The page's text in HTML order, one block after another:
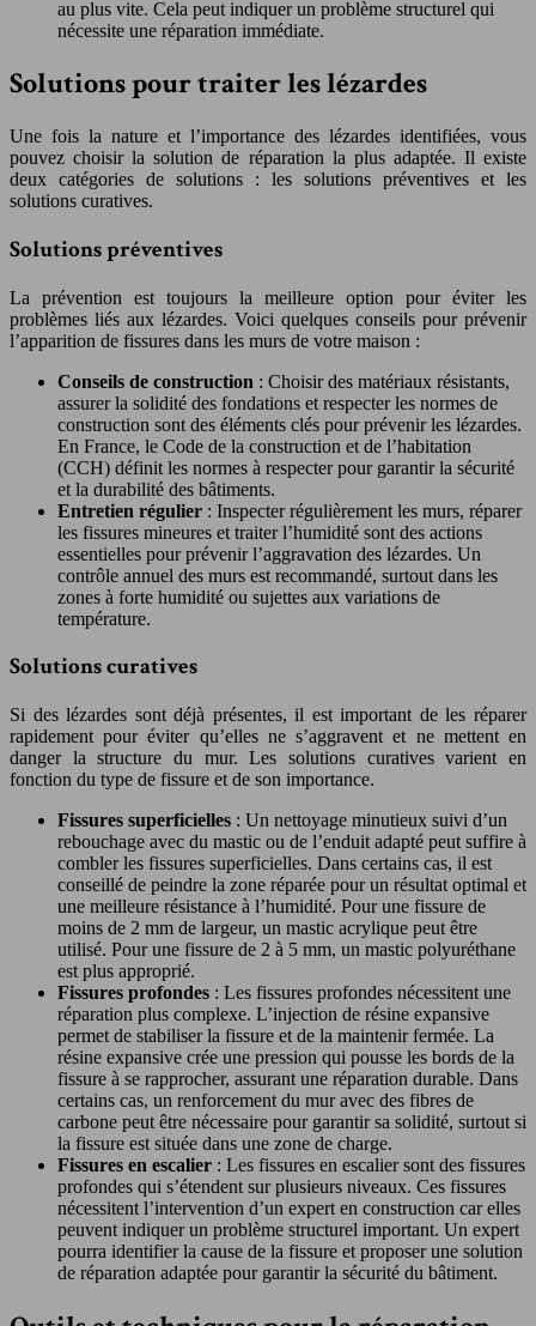
au plus vite. Cela peut indiquer un problème structurel qui
nécessite une réparation immédiate.
Solutions pour traiter les lézardes
Une fois la nature et l’importance des lézardes identifiées, vous
pouvez choisir la solution de réparation la plus adaptée. Il existe
deux catégories de solutions : les solutions préventives et les
solutions curatives.
Solutions préventives
La prévention est toujours la meilleure option pour éviter les
problèmes liés aux lézardes. Voici quelques conseils pour prévenir
l’apparition de fissures dans les murs de votre maison :
Conseils de construction : Choisir des matériaux résistants,
assurer la solidité des fondations et respecter les normes de
construction sont des éléments clés pour prévenir les lézardes.
En France, le Code de la construction et de l’habitation
(CCH) définit les normes à respecter pour garantir la sécurité
et la durabilité des bâtiments.
Entretien régulier : Inspecter régulièrement les murs, réparer
les fissures mineures et traiter l’humidité sont des actions
essentielles pour prévenir l’aggravation des lézardes. Un
contrôle annuel des murs est recommandé, surtout dans les
zones à forte humidité ou sujettes aux variations de
température.
Solutions curatives
Si des lézardes sont déjà présentes, il est important de les réparer
rapidement pour éviter qu’elles ne s’aggravent et ne mettent en
danger la structure du mur. Les solutions curatives varient en
fonction du type de fissure et de son importance.
Fissures superficielles : Un nettoyage minutieux suivi d’un
rebouchage avec du mastic ou de l’enduit adapté peut suffire à
combler les fissures superficielles. Dans certains cas, il est
conseillé de peindre la zone réparée pour un résultat optimal et
une meilleure résistance à l’humidité. Pour une fissure de
moins de 2 mm de largeur, un mastic acrylique peut être
utilisé. Pour une fissure de 2 à 5 mm, un mastic polyuréthane
est plus approprié.
Fissures profondes : Les fissures profondes nécessitent une
réparation plus complexe. L’injection de résine expansive
permet de stabiliser la fissure et de la maintenir fermée. La
résine expansive crée une pression qui pousse les bords de la
fissure à se rapprocher, assurant une réparation durable. Dans
certains cas, un renforcement du mur avec des fibres de
carbone peut être nécessaire pour garantir sa solidité, surtout si
la fissure est située dans une zone de charge.
Fissures en escalier : Les fissures en escalier sont des fissures
profondes qui s’étendent sur plusieurs niveaux. Ces fissures
nécessitent l’intervention d’un expert en construction car elles
peuvent indiquer un problème structurel important. Un expert
pourra identifier la cause de la fissure et proposer une solution
de réparation adaptée pour garantir la sécurité du bâtiment.